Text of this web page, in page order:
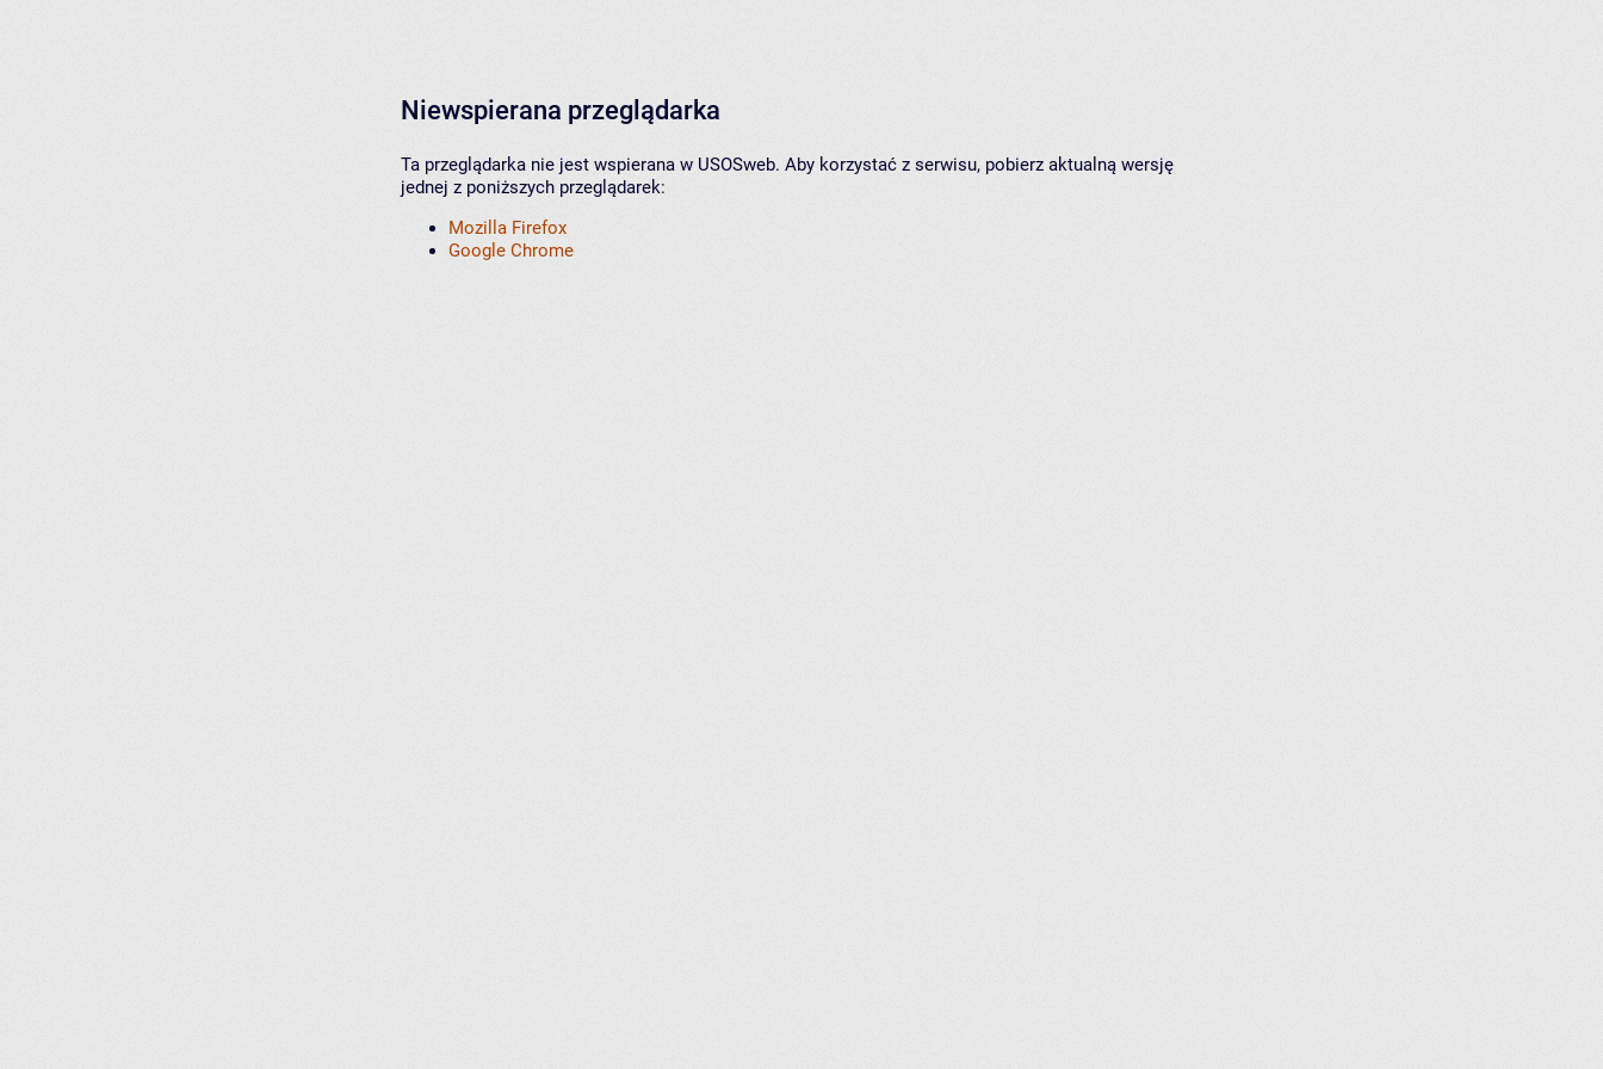
Niewspierana przeglądarka
Ta przeglądarka nie jest wspierana w USOSweb. Aby korzystać z serwisu, pobierz aktualną wersję
jednej z poniższych przeglądarek:
Mozilla Firefox
Google Chrome